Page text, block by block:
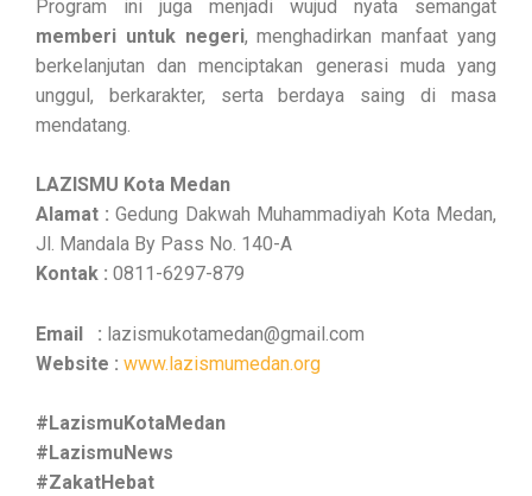
Program ini juga menjadi wujud nyata semangat
memberi untuk negeri, menghadirkan manfaat yang
berkelanjutan dan menciptakan generasi muda yang
unggul, berkarakter, serta berdaya saing di masa
mendatang.
LAZISMU Kota Medan
Alamat : Gedung Dakwah Muhammadiyah Kota Medan,
Jl. Mandala By Pass No. 140-A
Kontak : 0811-6297-879
Email : lazismukotamedan@gmail.com
Website : www.lazismumedan.org
#LazismuKotaMedan
#LazismuNews
#ZakatHebat